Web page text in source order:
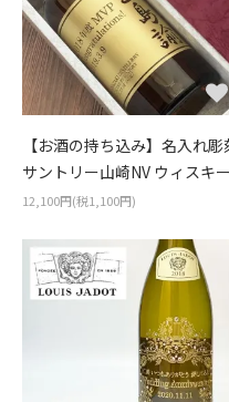
【お酒の持ち込み】名入れ彫
サントリー山崎NV ウィスキー
12,100円(税1,100円)